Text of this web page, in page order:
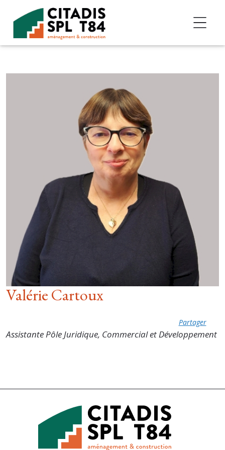
Accéder au contenu
Valérie Cartoux
Partager
Assistante Pôle Juridique, Commercial et Développement